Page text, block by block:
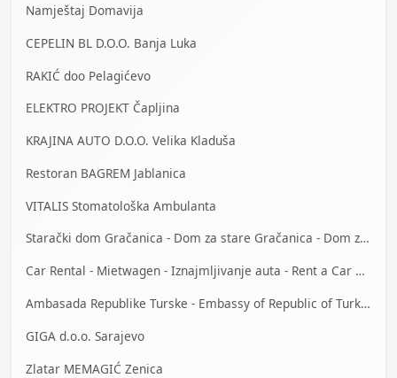
Namještaj Domavija
CEPELIN BL D.O.O. Banja Luka
RAKIĆ doo Pelagićevo
ELEKTRO PROJEKT Čapljina
KRAJINA AUTO D.O.O. Velika Kladuša
Restoran BAGREM Jablanica
VITALIS Stomatološka Ambulanta
Starački dom Gračanica - Dom za stare Gračanica - Dom za stara lica Gračanica
Car Rental - Mietwagen - Iznajmljivanje auta - Rent a Car Bihać
Ambasada Republike Turske - Embassy of Republic of Turkey
GIGA d.o.o. Sarajevo
Zlatar MEMAGIĆ Zenica